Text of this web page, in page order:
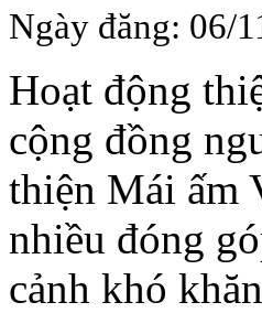
Ngày đăng: 06/
Hoạt động
cộng đồng
thiện Mái ấm
nhiều đóng
cảnh khó